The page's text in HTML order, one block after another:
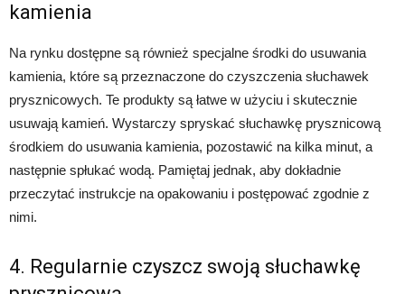
kamienia
Na rynku dostępne są również specjalne środki do usuwania
kamienia, które są przeznaczone do czyszczenia słuchawek
prysznicowych. Te produkty są łatwe w użyciu i skutecznie
usuwają kamień. Wystarczy spryskać słuchawkę prysznicową
środkiem do usuwania kamienia, pozostawić na kilka minut, a
następnie spłukać wodą. Pamiętaj jednak, aby dokładnie
przeczytać instrukcje na opakowaniu i postępować zgodnie z
nimi.
4. Regularnie czyszcz swoją słuchawkę